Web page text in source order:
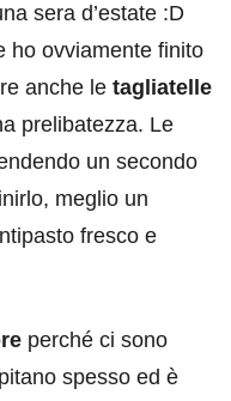
sera d’estate :D
ho ovviamente finito
anche le tagliatelle
prelibatezza. Le
un secondo
meglio un
fresco e
perché ci sono
spesso ed è